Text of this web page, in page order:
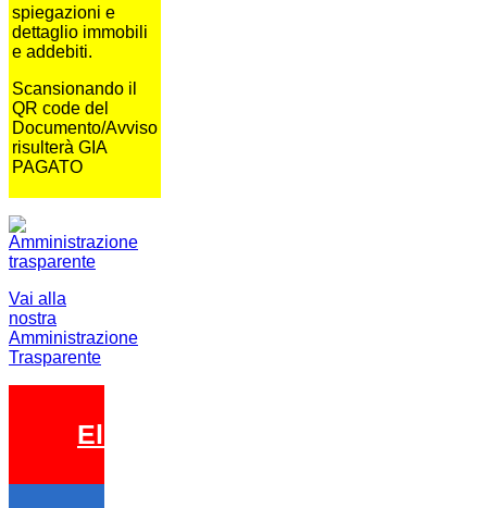
spiegazioni e
dettaglio immobili
e addebiti.
Scansionando il
QR code del
Documento/Avviso
risulterà GIA
PAGATO
Vai alla
nostra
Amministrazione
Trasparente
Elezioni 2026